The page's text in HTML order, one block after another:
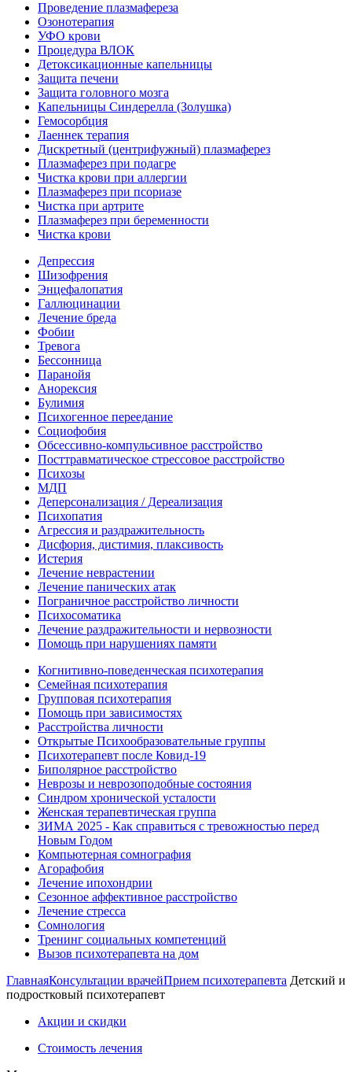
Проведение плазмафереза
Озонотерапия
УФО крови
Процедура ВЛОК
Детоксикационные капельницы
Защита печени
Защита головного мозга
Капельницы Синдерелла (Золушка)
Гемосорбция
Лаеннек терапия
Дискретный (центрифужный) плазмаферез
Плазмаферез при подагре
Чистка крови при аллергии
Плазмаферез при псориазе
Чистка при артрите
Плазмаферез при беременности
Чистка крови
Депрессия
Шизофрения
Энцефалопатия
Галлюцинации
Лечение бреда
Фобии
Тревога
Бессонница
Паранойя
Анорексия
Булимия
Психогенное переедание
Социофобия
Обсессивно-компульсивное расстройство
Посттравматическое стрессовое расстройство
Психозы
МДП
Деперсонализация / Дереализация
Психопатия
Агрессия и раздражительность
Дисфория, дистимия, плаксивость
Истерия
Лечение неврастении
Лечение панических атак
Пограничное расстройство личности
Психосоматика
Лечение раздражительности и нервозности
Помощь при нарушениях памяти
Когнитивно-поведенческая психотерапия
Семейная психотерапия
Групповая психотерапия
Помощь при зависимостях
Расстройства личности
Открытые Психообразовательные группы
Психотерапевт после Ковид-19
Биполярное расстройство
Неврозы и неврозоподобные состояния
Синдром хронической усталости
Женская терапевтическая группа
ЗИМА 2025 - Как справиться с тревожностью перед
Новым Годом
Компьютерная сомнография
Агорафобия
Лечение ипохондрии
Сезонное аффективное расстройство
Лечение стресса
Сомнология
Тренинг социальных компетенций
Вызов психотерапевта на дом
ГлавнаяКонсультации врачейПрием психотерапевта Детский и
подростковый психотерапевт
Акции и скидки
Стоимость лечения